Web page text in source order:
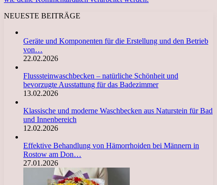
NEUESTE BEITRÄGE
Geräte und Komponenten für die Erstellung und den Betrieb
von…
22.02.2026
Flusssteinwaschbecken – natürliche Schönheit und
bevorzugte Ausstattung für das Badezimmer
13.02.2026
Klassische und moderne Waschbecken aus Naturstein für Bad
und Innenbereich
12.02.2026
Effektive Behandlung von Hämorrhoiden bei Männern in
Rostow am Don…
27.01.2026